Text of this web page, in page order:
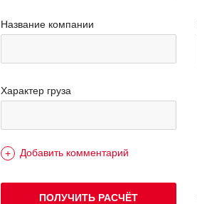
Название компании
Характер груза
Добавить комментарий
ПОЛУЧИТЬ РАСЧЁТ